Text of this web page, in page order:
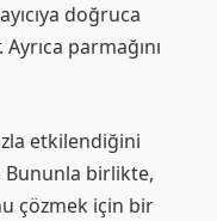
doğruca
parmağını
etkilendiğini
Bununla birlikte,
çözmek için bir